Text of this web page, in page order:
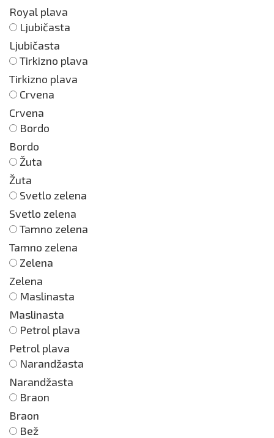
Royal plava
Ljubičasta
Ljubičasta
Tirkizno plava
Tirkizno plava
Crvena
Crvena
Bordo
Bordo
Žuta
Žuta
Svetlo zelena
Svetlo zelena
Tamno zelena
Tamno zelena
Zelena
Zelena
Maslinasta
Maslinasta
Petrol plava
Petrol plava
Narandžasta
Narandžasta
Braon
Braon
Bež